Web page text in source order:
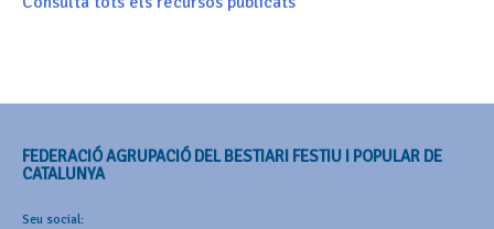
FEDERACIÓ AGRUPACIÓ DEL BESTIARI FESTIU I POPULAR DE
CATALUNYA
Seu social: